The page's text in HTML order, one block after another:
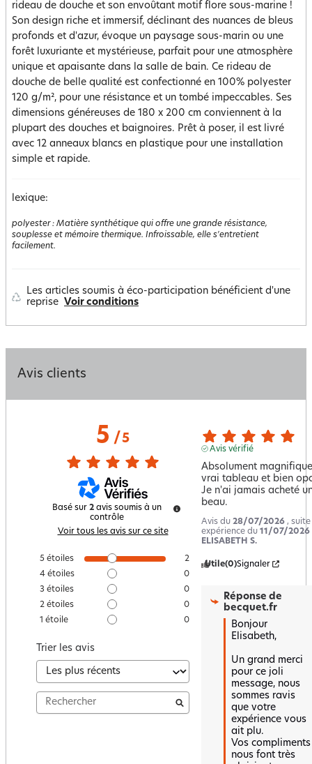
rideau de douche et son envoûtant motif flore sous-marine !
Son design riche et immersif, déclinant des nuances de bleus
profonds et d'azur, évoque un paysage sous-marin ou une
forêt luxuriante et mystérieuse, parfait pour une atmosphère
unique et apaisante dans la salle de bain. Ce rideau de
douche de belle qualité est confectionné en 100% polyester
120 g/m², pour une résistance et un tombé impeccables. Ses
dimensions généreuses de 180 x 200 cm conviennent à la
plupart des douches et baignoires. Prêt à poser, il est livré
avec 12 anneaux blancs en plastique pour une installation
simple et rapide.
lexique:
polyester: Matière synthétique qui offre une grande résistance,
souplesse et mémoire thermique. Infroissable, elle s'entretient
facilement.
Les articles soumis à éco-participation bénéficient d'une
reprise Voir conditions
Avis clients
5/ 5
Basé sur 2 avis soumis à un
contrôle
Voir tous les avis sur ce site
5 étoiles
2
4 étoiles
0
3 étoiles
0
2 étoiles
0
1 étoile 0
Trier les avis
Avis vérifié
Absolument
vrai tableau et bien
Je n'ai jamais acheté
beau.
Avis du 28/07/2026 , suite
expérience du 11/07/2026
ELISABETH S.
Utile(0)Signaler
Réponse de
becquet.fr
Bonjour
Elisabeth,
Un grand merci
pour ce joli
message, nous
sommes ravis
que votre
expérience vous
ait plu.
Vos compliments
nous font très